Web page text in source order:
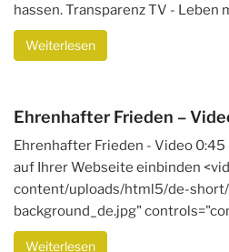
hassen. Transparenz TV - Leben
Weiterlesen
Ehrenhafter Frieden –
Ehrenhafter Frieden - Video
auf Ihrer Webseite einbinden
content/uploads/html5/de-
background_de.jpg"
Weiterlesen